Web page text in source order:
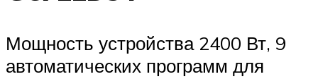
Мощность устройства 2400 Вт, 9
автоматических программ для